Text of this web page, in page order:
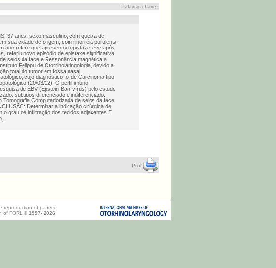
Palavras-chave:
37 anos, sexo masculino, com queixa de
sua cidade de origem, com rinorréia purulenta,
ano refere que apresentou epistaxe leve após
referiu novo episódio de epistaxe significativa
seios da face e Ressonância magnética a
Felippu de Otorrinolaringologia, devido a
total do tumor em fossa nasal
cujo diagnóstico foi de Carcinoma tipo
(20/03/12): O perfil imuno-
de EBV (Epstein-Barr vírus) pelo estudo
subtipos diferenciado e indiferenciado.
Computadorizada de seios da face
Determinar a indicação cirúrgica de
o grau de infiltração dos tecidos adjacentes.E
Print:
reproduction of papers
of FORL © 1997- 2026